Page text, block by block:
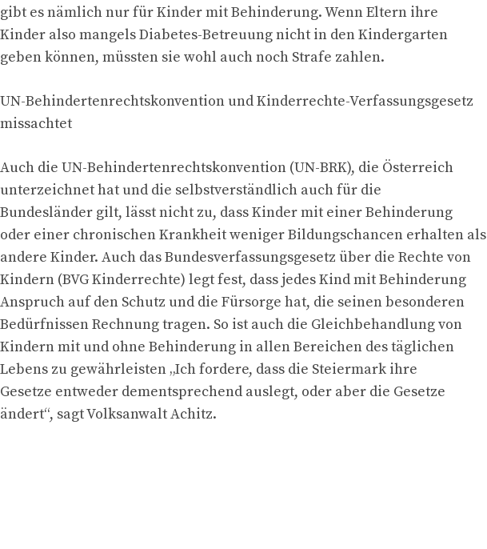
gibt es nämlich nur für Kinder mit Behinderung. Wenn Eltern ihre
Kinder also mangels Diabetes-Betreuung nicht in den Kindergarten
geben können, müssten sie wohl auch noch Strafe zahlen.
UN-Behindertenrechtskonvention und Kinderrechte-Verfassungsgesetz
missachtet
Auch die UN-Behindertenrechtskonvention (UN-BRK), die Österreich
unterzeichnet hat und die selbstverständlich auch für die
Bundesländer gilt, lässt nicht zu, dass Kinder mit einer Behinderung
oder einer chronischen Krankheit weniger Bildungschancen erhalten als
andere Kinder. Auch das Bundesverfassungsgesetz über die Rechte von
Kindern (BVG Kinderrechte) legt fest, dass jedes Kind mit Behinderung
Anspruch auf den Schutz und die Fürsorge hat, die seinen besonderen
Bedürfnissen Rechnung tragen. So ist auch die Gleichbehandlung von
Kindern mit und ohne Behinderung in allen Bereichen des täglichen
Lebens zu gewährleisten „Ich fordere, dass die Steiermark ihre
Gesetze entweder dementsprechend auslegt, oder aber die Gesetze
ändert“, sagt Volksanwalt Achitz.